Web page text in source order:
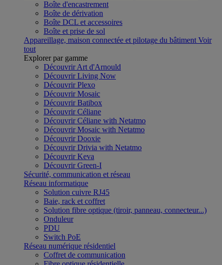
Boîte d'encastrement
Boîte de dérivation
Boîte DCL et accessoires
Boîte et prise de sol
Appareillage, maison connectée et pilotage du bâtiment Voir
tout
Explorer par gamme
Découvrir Art d'Arnould
Découvrir Living Now
Découvrir Plexo
Découvrir Mosaic
Découvrir Batibox
Découvrir Céliane
Découvrir Céliane with Netatmo
Découvrir Mosaic with Netatmo
Découvrir Dooxie
Découvrir Drivia with Netatmo
Découvrir Keva
Découvrir Green-I
Sécurité, communication et réseau
Réseau informatique
Solution cuivre RJ45
Baie, rack et coffret
Solution fibre optique (tiroir, panneau, connecteur...)
Onduleur
PDU
Switch PoE
Réseau numérique résidentiel
Coffret de communication